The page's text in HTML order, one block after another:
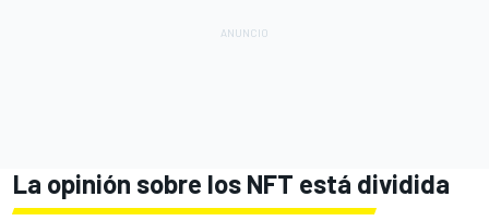
La opinión sobre los NFT está dividida